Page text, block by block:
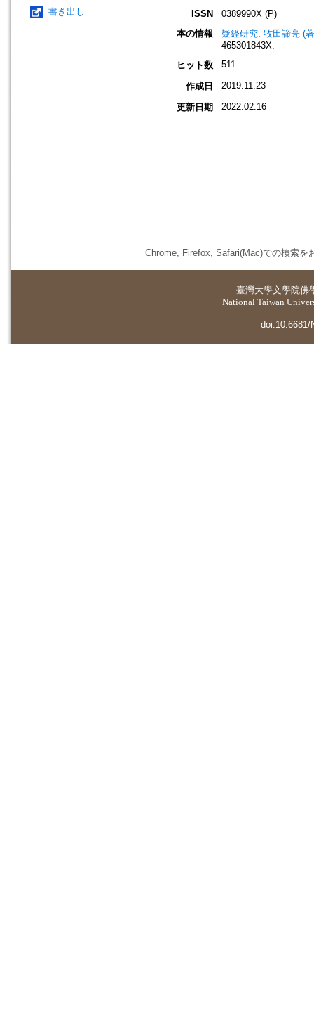
書き出し
ISSN
0389990X (P)
本の情報
疑経研究. 牧田諦亮 (
465301843X.
ヒット数
511
作成日 2019.11.23
更新日期 2022.02.16
Chrome, Firefox, Safari(Mac)での検索を
臺灣大學文學院佛
National Taiwan
doi:10.6681/